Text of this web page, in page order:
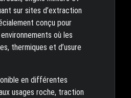
sur sites d’extraction
conçu pour
où les
thermiques et d’usure
en différentes
usages roche, traction